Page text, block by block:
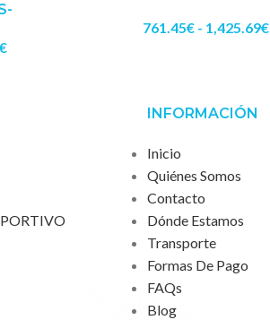
761.45€ - 1,425.69€
INFORMACIÓN
Inicio
Quiénes Somos
Contacto
Dónde Estamos
Transporte
Formas De Pago
FAQs
Blog